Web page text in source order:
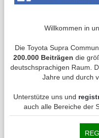
Willkommen in
Die Toyota Supra
200.000 Beiträgen die
deutschsprachigen Raum.
Jahre und durch
Unterstütze uns und
auch alle Bereiche der